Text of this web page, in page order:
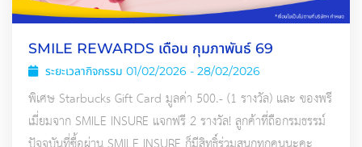
SMILE REWARDS เดือน กุมภาพันธ์ 69
ระยะเวลากิจกรรม 01/02/2026 - 28/02/2026
พิเศษ Starbucks Gift Card มูลค่า 500.- (1 รางวัล) และ ของพรี
เมี่ยมจาก SMILE INSURE แจกฟรี 2 รางวัล! ลูกค้าที่ถือกรมธรรม์